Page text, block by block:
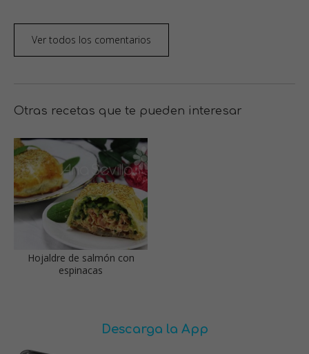
Ver todos los comentarios
Otras recetas que te pueden interesar
Hojaldre de salmón con
espinacas
Descarga la App